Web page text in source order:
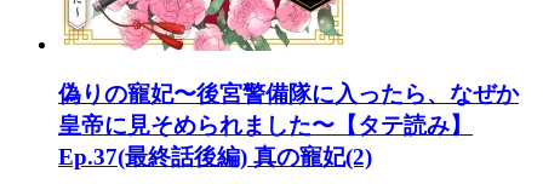
偽りの寵妃〜後宮警備隊に入ったら、なぜか
皇帝に見そめられました〜【タテ読み】
Ep.37(最終話後編) 真の寵妃(2)